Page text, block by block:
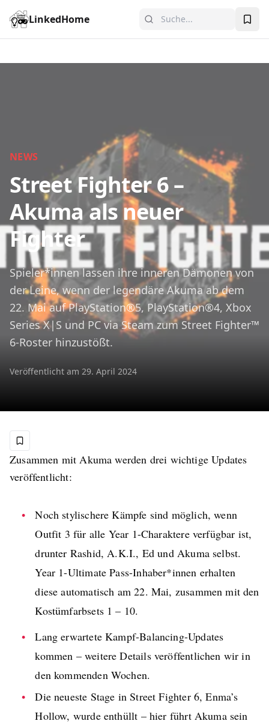
LinkedHome
NEWS
Street Fighter 6 –
Akuma als neuer
Fighter
Spieler*innen lassen ihre inneren Dämonen von
der Leine, wenn der legendäre Akuma ab dem
22. Mai auf PlayStation®5, PlayStation®4, Xbox
Series X|S und PC via Steam zum Street Fighter™
6-Roster hinzustößt.
Veröffentlicht am 29. April 2024
Zusammen mit Akuma werden drei wichtige Updates
veröffentlicht:
Noch stylischere Kämpfe sind möglich, wenn
Outfit 3 für alle Year 1-Charaktere verfügbar ist,
drunter Rashid, A.K.I., Ed und Akuma selbst.
Year 1-Ultimate Pass-Inhaber*innen erhalten
diese automatisch am 22. Mai, zusammen mit den
Kostümfarbsets 1 – 10.
Lang erwartete Kampf-Balancing-Updates
kommen – weitere Details veröffentlichen wir in
den kommenden Wochen.
Die neueste Stage in Street Fighter 6, Enma’s
Hollow, wurde enthüllt – hier führt Akuma sein